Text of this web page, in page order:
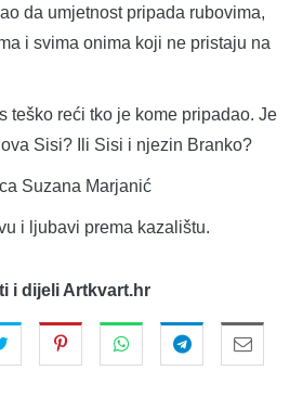
da umjetnost pripada rubovima,
i svima onima koji ne pristaju na
teško reći tko je kome pripadao. Je
Sisi? Ili Sisi i njezin Branko?
Suzana Marjanić
i ljubavi prema kazalištu.
i dijeli Artkvart.hr